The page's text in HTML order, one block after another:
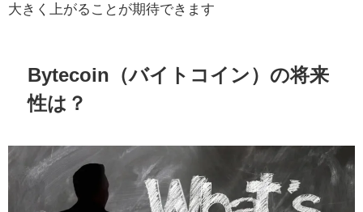
大きく上がることが期待できます
Bytecoin（バイトコイン）の将来
性は？